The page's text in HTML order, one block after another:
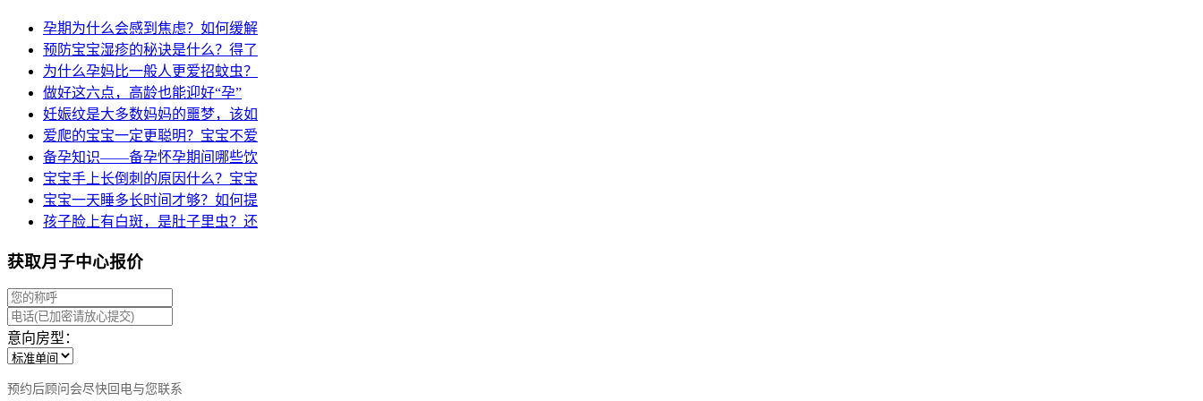
孕期为什么会感到焦虑？如何缓解
预防宝宝湿疹的秘诀是什么？得了
为什么孕妈比一般人更爱招蚊虫？
做好这六点，高龄也能迎好“孕”
妊娠纹是大多数妈妈的噩梦，该如
爱爬的宝宝一定更聪明？宝宝不爱
备孕知识——备孕怀孕期间哪些饮
宝宝手上长倒刺的原因什么？宝宝
宝宝一天睡多长时间才够？如何提
孩子脸上有白斑，是肚子里虫？还
获取月子中心报价
意向房型：
预约后顾问会尽快回电与您联系